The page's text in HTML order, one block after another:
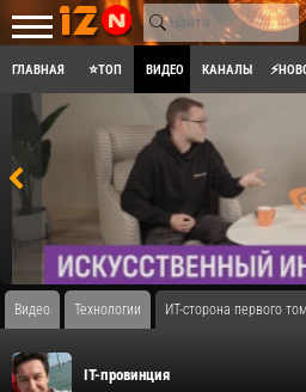
ГЛАВНАЯ ⭐ТОП ВИДЕО КАНАЛЫ
Видео Технологии ИТ-сторона первого
IT-провинция